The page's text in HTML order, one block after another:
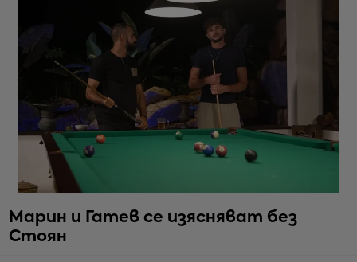
Марин и Гатев се изясняват без
Стоян